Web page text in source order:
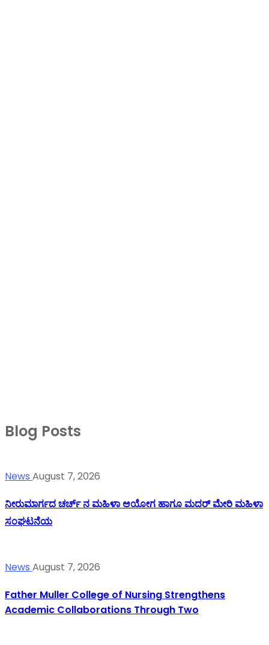
Blog Posts
News August 7, 2026
ನೀರುಮಾರ್ಗದ ಚರ್ಚ್ ನ ಮಹಿಳಾ ಆಯೋಗ ಹಾಗೂ ಮದರ್ ಮೇರಿ ಮಹಿಳಾ
ಸಂಘಟನೆಯ
News August 7, 2026
Father Muller College of Nursing Strengthens
Academic Collaborations Through Two